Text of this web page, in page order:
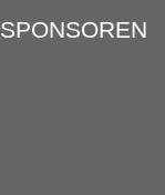
SPONSOREN